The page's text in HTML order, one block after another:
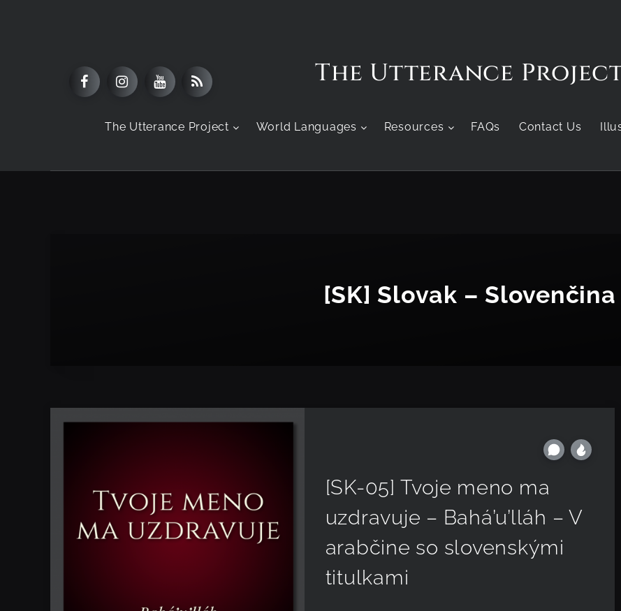
The Utterance
The Utterance Project World Languages Resources FAQs Contact Us
[SK] Slovak – Slovenčina
[SK-05] Tvoje meno ma
uzdravuje – Bahá’u’lláh – V
arabčine so slovenskými
titulkami